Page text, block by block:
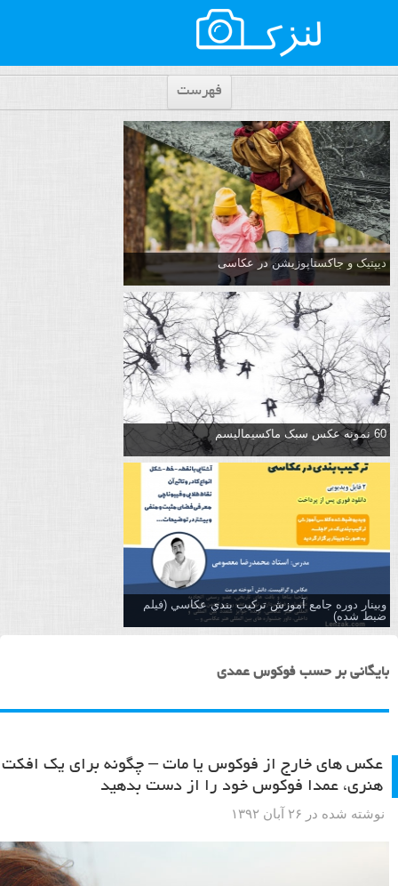
فهرست
دیپتیک و جاکستا‌پوزیشن در عکاسی
60 نمونه عکس سبک ماکسیمالیسم
وبینار دوره جامع آموزش تركيب بندي عكاسي (فیلم
ضبط شده)
بایگانی بر حسب فوکوس عمدی
عکس های خارج از فوکوس یا مات – چگونه برای یک افکت
هنری، عمدا فوکوس خود را از دست بدهید
نوشته شده در ۲۶ آبان ۱۳۹۲